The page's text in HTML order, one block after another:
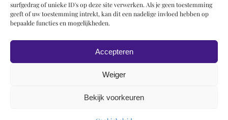
surfgedrag of unieke ID's op deze site verwerken. Als je geen toestemming
geeft of uw toestemming intrekt, kan dit een nadelige invloed hebben op
bepaalde functies en mogelijkheden.
Accepteren
Weiger
Bekijk voorkeuren
Literatuur
Sotheby’s 17 december 1991, lot 90
Wüstefeld & Korteweg 2009, nr. 1